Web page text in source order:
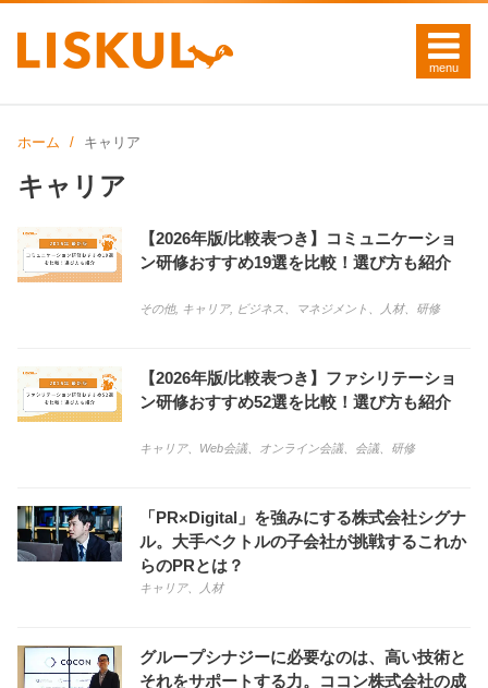
ホーム キャリア
キャリア
【2026年版/比較表つき】コミュニケーショ
ン研修おすすめ19選を比較！選び方も紹介
その他, キャリア, ビジネス マネジメント 人材、 研修
【2026年版/比較表つき】ファシリテーショ
ン研修おすすめ52選を比較！選び方も紹介
キャリア、 Web会議、 オンライン会議、 会議、 研修
「PR×Digital」を強みにする株式会社シグナ
ル。大手ベクトルの子会社が挑戦するこれか
らのPRとは？
キャリア、 人材
グループシナジーに必要なのは、高い技術と
それをサポートする力。ココン株式会社の成